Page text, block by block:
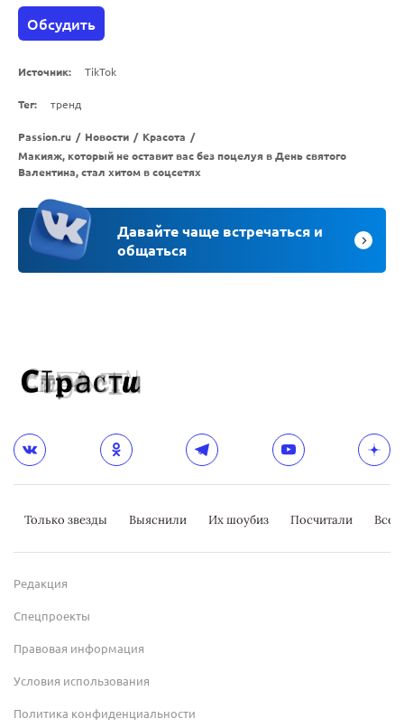
Обсудить
Источник: TikTok
Тег: тренд
Passion.ru / Новости / Красота /
Макияж, который не оставит вас без поцелуя в День святого
Валентина, стал хитом в соцсетях
Давайте чаще встречаться и
общаться
Только звезды Выяснили Их шоубиз Посчитали
Редакция
Спецпроекты
Правовая информация
Условия использования
Политика конфиденциальности